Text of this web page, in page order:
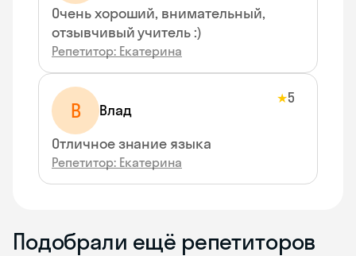
Очень хороший, внимательный,
отзывчивый учитель :)
Репетитор: Екатерина
В Влад
★5
Отличное знание языка
Репетитор: Екатерина
Подобрали ещё репетиторов